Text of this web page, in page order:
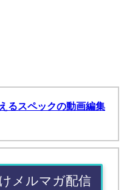
るスペックの動画編集
メルマガ配信